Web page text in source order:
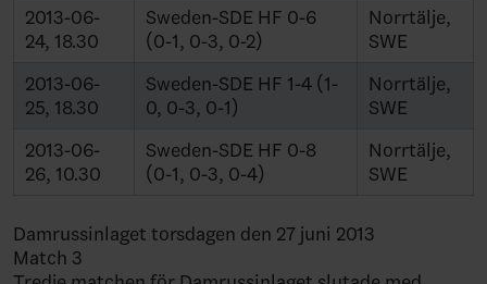
2013-06-
24, 18.30
Sweden-SDE HF 0-6
(0-1, 0-3, 0-2)
Norrtälje,
SWE
2013-06-
25, 18.30
Sweden-SDE HF 1-4 (1-
0, 0-3, 0-1)
Norrtälje,
SWE
2013-06-
26, 10.30
Sweden-SDE HF 0-8
(0-1, 0-3, 0-4)
Norrtälje,
SWE
Damrussinlaget torsdagen den 27 juni 2013
Match 3